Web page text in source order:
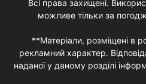
Всі права захищені.
можливе тільки за
**Матеріали, розміщені в
рекламний характер.
наданої у даному розділі